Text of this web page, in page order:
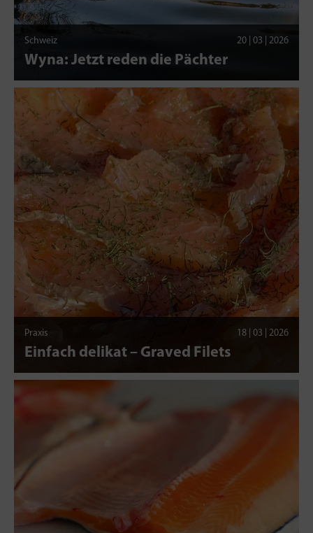
Schweiz 20 | 03 | 2026
Wyna: Jetzt reden die Pächter
Praxis 18 | 03 | 2026
Einfach delikat – Graved Filets